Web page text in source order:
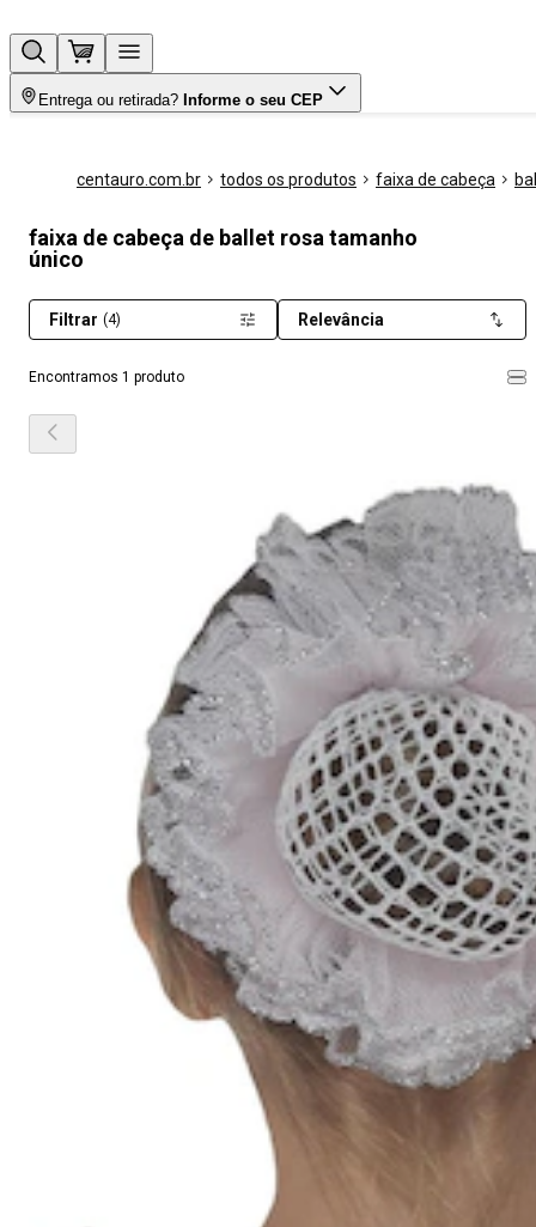
Entrega ou retirada? Informe o seu CEP
centauro.com.br todos os produtos faixa de cabeça
faixa de cabeça de ballet rosa tamanho
único
Encontramos 1 produto
Filtrar (4) Relevância